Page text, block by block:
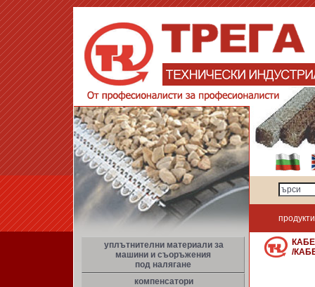
продукти
уплътнителни материали за
машини и съоръжения
под налягане
компенсатори
/